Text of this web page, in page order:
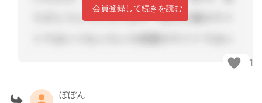
会員登録して続きを読む
1
ぼぼん